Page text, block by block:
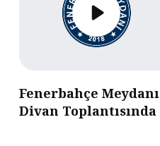
Fenerbahçe Meydanı
Divan Toplantısında